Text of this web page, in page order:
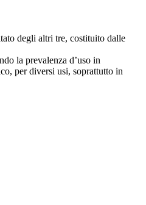
degli altri tre, costituito dalle
la prevalenza d’uso in
per diversi usi, soprattutto in